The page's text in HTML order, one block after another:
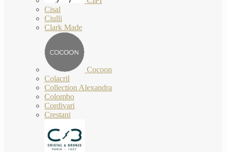
Cisal
Ciulli
Clark Made
Cocoon
Colacril
Collection Alexandra
Colombo
Cordivari
Crestani